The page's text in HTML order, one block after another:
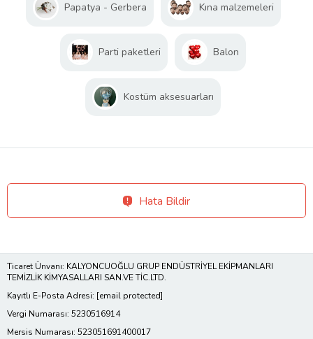
Papatya - Gerbera Kına malzemeleri
Parti paketleri Balon
Kostüm aksesuarları
Hata Bildir
Ticaret Ünvanı: KALYONCUOĞLU GRUP ENDÜSTRİYEL EKİPMANLARI
TEMİZLİK KİMYASALLARI SAN.VE TİC.LTD.
Kayıtlı E-Posta Adresi: [email protected]
Vergi Numarası: 5230516914
Mersis Numarası: 523051691400017